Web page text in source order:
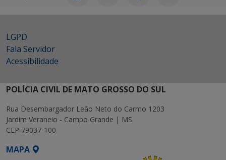
LGPD
Fala Servidor
Acessibilidade
POLÍCIA CIVIL DE MATO GROSSO DO SUL
Rua Desembargador Leão Neto do Carmo 1203
Jardim Veraneio - Campo Grande | MS
CEP 79037-100
MAPA